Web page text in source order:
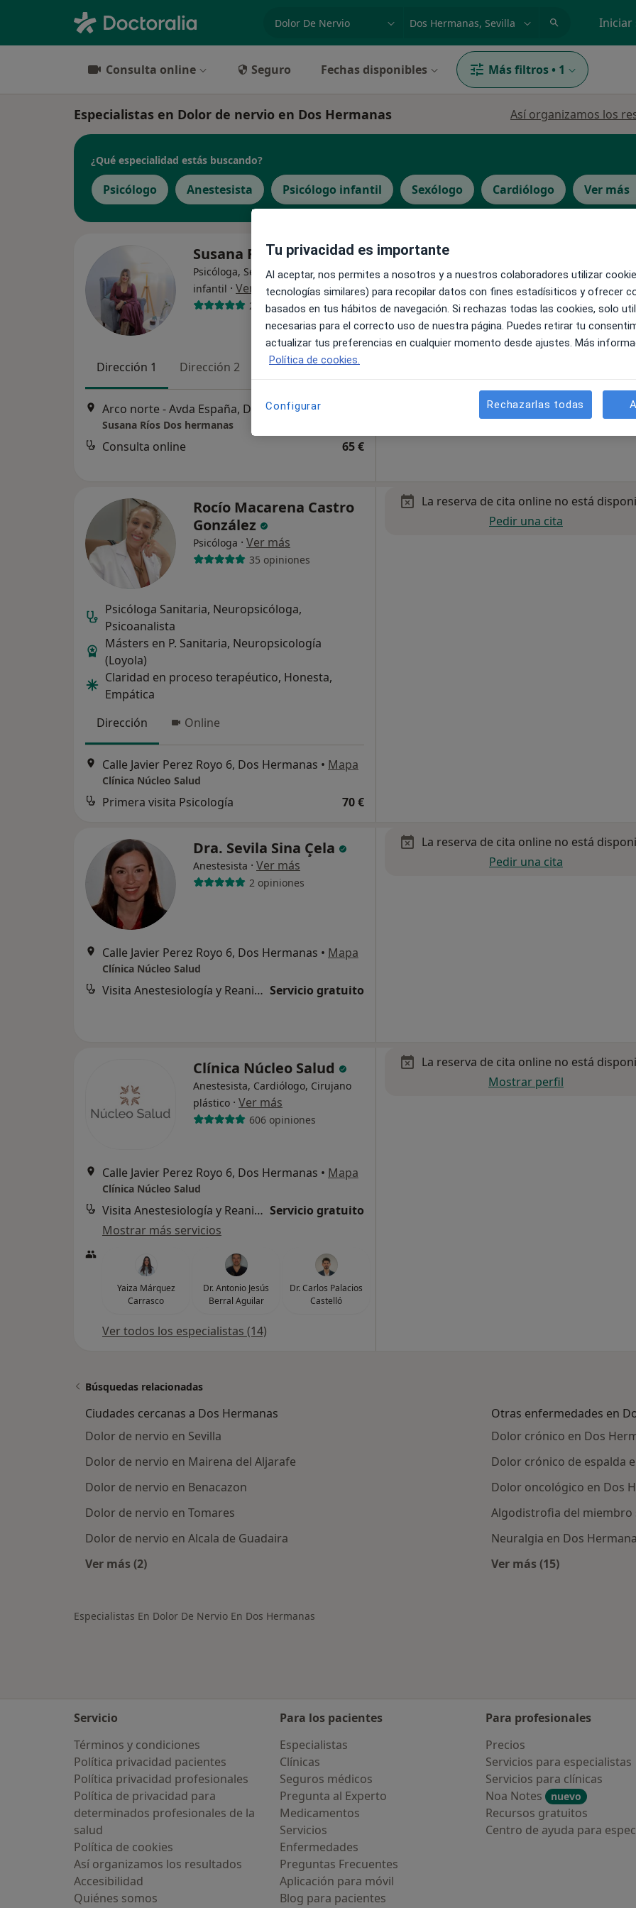
Iniciar
Consulta online Seguro Fechas disponibles Más filtros • 1
Especialistas en Dolor de nervio en Dos Hermanas Así organizamos los
¿Qué especialidad estás buscando?
Psicólogo Anestesista Psicólogo infantil Sexólogo Cardiólogo Ver más
Susana Ríos
Psicóloga, Sexóloga, Psicóloga
infantil · Ver más
217 opiniones
Dirección 1 Dirección 2 Online
Arco norte - Avda España, Dos Hermanas,
Susana Ríos Dos hermanas
Consulta online 65 €
La reserva de cita online no está
Pedir una cita
Rocío Macarena Castro
González
Psicóloga · Ver más
35 opiniones
Psicóloga Sanitaria, Neuropsicóloga,
Psicoanalista
Másters en P. Sanitaria, Neuropsicología
(Loyola)
Claridad en proceso terapéutico, Honesta,
Empática
Dirección
Online
Calle Javier Perez Royo 6, Dos Hermanas • Mapa
Clínica Núcleo Salud
Primera visita Psicología 70 €
La reserva de cita online no está
Pedir una cita
Dra. Sevila Sina Çela
Anestesista · Ver más
2 opiniones
Calle Javier Perez Royo 6, Dos Hermanas • Mapa
Clínica Núcleo Salud
Visita Anestesiología y Reanimación Servicio gratuito
La reserva de cita online no está
Pedir una cita
Clínica Núcleo Salud
Anestesista, Cardiólogo, Cirujano
plástico · Ver más
606 opiniones
Calle Javier Perez Royo 6, Dos Hermanas • Mapa
Clínica Núcleo Salud
Visita Anestesiología y Reanimación Servicio gratuito
Mostrar más servicios
Yaiza Márquez
Carrasco
Dr. Antonio Jesús
Berral Aguilar
Dr. Carlos Palacios
Castelló
Ver todos los especialistas (14)
La reserva de cita online no está
Mostrar perfil
Búsquedas relacionadas
Ciudades cercanas a Dos Hermanas
Dolor de nervio en Sevilla
Dolor de nervio en Mairena del Aljarafe
Dolor de nervio en Benacazon
Dolor de nervio en Tomares
Dolor de nervio en Alcala de Guadaira
Ver más (2)
Otras enfermedades en
Dolor crónico en Dos
Dolor crónico de espalda
Dolor oncológico en Dos
Algodistrofia del
Neuralgia en Dos
Ver más (15)
Especialistas En Dolor De Nervio En Dos Hermanas
Servicio
Términos y condiciones
Política privacidad pacientes
Política privacidad profesionales
Política de privacidad para
determinados profesionales de la
salud
Política de cookies
Así organizamos los resultados
Accesibilidad
Quiénes somos
Para los pacientes
Especialistas
Clínicas
Seguros médicos
Pregunta al Experto
Medicamentos
Servicios
Enfermedades
Preguntas Frecuentes
Aplicación para móvil
Blog para pacientes
Para profesionales
Precios
Servicios para especialistas
Servicios para clínicas
Noa Notes
nuevo
Recursos gratuitos
Centro de ayuda para
Tu privacidad es importante
Al aceptar, nos permites a nosotros y a nuestros colaboradores utilizar
tecnologías similares) para recopilar datos con fines estadísiticos y ofrecer
basados en tus hábitos de navegación. Si rechazas todas las cookies, solo
necesarias para el correcto uso de nuestra página. Puedes retirar tu
actualizar tus preferencias en cualquier momento desde ajustes. Más
Política de cookies.
Configurar Rechazarlas todas